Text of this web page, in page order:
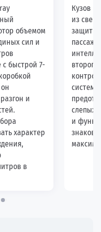
объемом
сил и
с быстрой 7-
и
характер
в
Кузов
из
слепых
и
знаков